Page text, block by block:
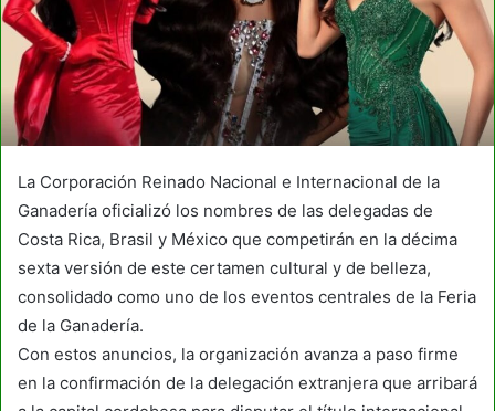
La Corporación Reinado Nacional e Internacional de la
Ganadería oficializó los nombres de las delegadas de
Costa Rica, Brasil y México que competirán en la décima
sexta versión de este certamen cultural y de belleza,
consolidado como uno de los eventos centrales de la Feria
de la Ganadería.
Con estos anuncios, la organización avanza a paso firme
en la confirmación de la delegación extranjera que arribará